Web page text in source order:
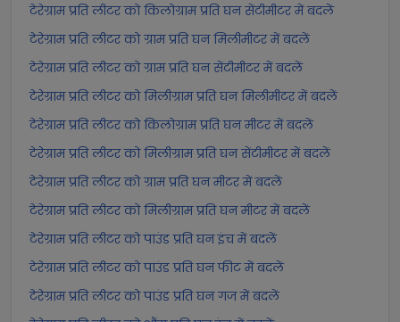
टेरेग्राम प्रति लीटर को किलोग्राम प्रति घन सेंटीमीटर में बदलें
टेरेग्राम प्रति लीटर को ग्राम प्रति घन मिलीमीटर में बदलें
टेरेग्राम प्रति लीटर को ग्राम प्रति घन सेंटीमीटर में बदलें
टेरेग्राम प्रति लीटर को मिलीग्राम प्रति घन मिलीमीटर में बदलें
टेरेग्राम प्रति लीटर को किलोग्राम प्रति घन मीटर में बदलें
टेरेग्राम प्रति लीटर को मिलीग्राम प्रति घन सेंटीमीटर में बदलें
टेरेग्राम प्रति लीटर को ग्राम प्रति घन मीटर में बदलें
टेरेग्राम प्रति लीटर को मिलीग्राम प्रति घन मीटर में बदलें
टेरेग्राम प्रति लीटर को पाउंड प्रति घन इंच में बदलें
टेरेग्राम प्रति लीटर को पाउंड प्रति घन फीट में बदलें
टेरेग्राम प्रति लीटर को पाउंड प्रति घन गज में बदलें